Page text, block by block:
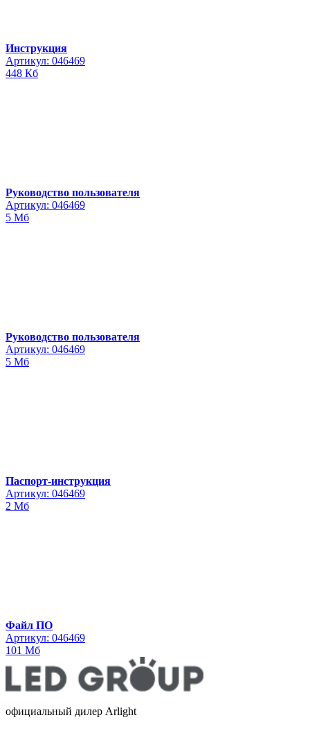
Инструкция
Артикул: 046469
448 Кб
Руководство пользователя
Артикул: 046469
5 Мб
Руководство пользователя
Артикул: 046469
5 Мб
Паспорт-инструкция
Артикул: 046469
2 Мб
Файл ПО
Артикул: 046469
101 Мб
официальный дилер Arlight